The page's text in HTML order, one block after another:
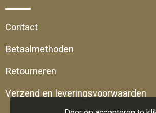
Contact
Betaalmethoden
Retourneren
Verzend en leveringsvoorwaarden